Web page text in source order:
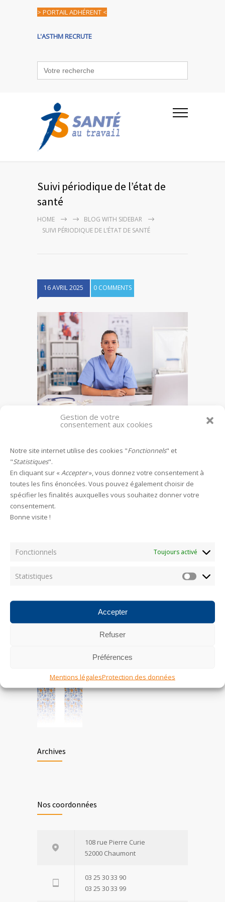
Gestion de votre
consentement aux cookies
Notre site internet utilise des cookies "Fonctionnels" et
"Statistiques".
En cliquant sur « Accepter», vous donnez votre consentement à
toutes les fins énoncées. Vous pouvez également choisir de
spécifier les finalités auxquelles vous souhaitez donner votre
consentement.
Bonne visite !
Fonctionnels Toujours activé
Statistiques
Accepter
Refuser
Préférences
Mentions légalesProtection des données
> PORTAIL ADHÉRENT <
L'ASTHM RECRUTE
Search
for:
Suivi périodique de l’état de
santé
HOME
BLOG WITH SIDEBAR
SUIVI PÉRIODIQUE DE L’ÉTAT DE SANTÉ
16 AVRIL 2025 0 COMMENTS
Suivi périodique de l’état de santé
Leave a reply
HAMECONS
Categories
AUCUNE CATÉGORIE
Les plus consultés
Archives
Nos coordonnées
108 rue Pierre Curie
52000 Chaumont
03 25 30 33 90
03 25 30 33 99